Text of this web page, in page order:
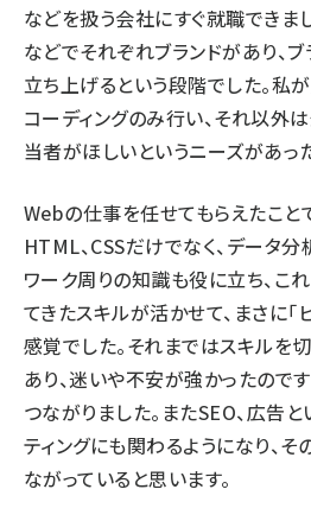
などを扱う会社にすぐ就職できま
などでそれぞれブランドがあり、
立ち上げるという段階でした。私
コーディングのみ行い、それ以外
当者がほしいというニーズがあっ
Webの仕事を任せてもらえたこと
HTML、CSSだけでなく、データ分
ワーク周りの知識も役に立ち、こ
てきたスキルが活かせて、まさに「
感覚でした。それまではスキルを
あり、迷いや不安が強かったので
つながりました。またSEO、広告
ティングにも関わるようになり、
ながっていると思います。